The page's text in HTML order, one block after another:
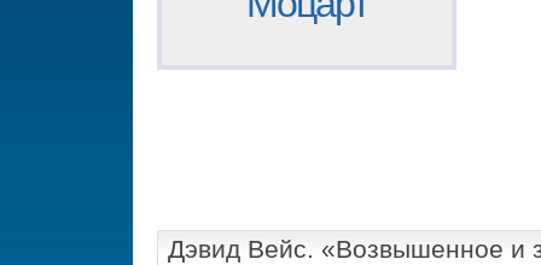
Дэвид Вейс. «Возвышенное и